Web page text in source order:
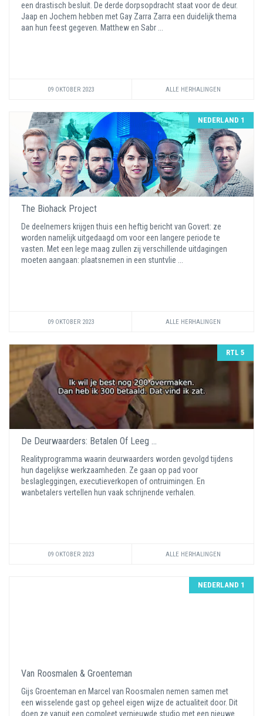
een drastisch besluit. De derde dorpsopdracht staat voor de deur.
Jaap en Jochem hebben met Gay Zarra Zarra een duidelijk thema
aan hun feest gegeven. Matthew en Sabr ...
09 OKTOBER 2023 ALLE HERHALINGEN
NEDERLAND 1
The Biohack Project
De deelnemers krijgen thuis een heftig bericht van Govert: ze
worden namelijk uitgedaagd om voor een langere periode te
vasten. Met een lege maag zullen zij verschillende uitdagingen
moeten aangaan: plaatsnemen in een stuntvlie ...
09 OKTOBER 2023 ALLE HERHALINGEN
RTL 5
De Deurwaarders: Betalen Of Leeg ...
Realityprogramma waarin deurwaarders worden gevolgd tijdens
hun dagelijkse werkzaamheden. Ze gaan op pad voor
beslagleggingen, executieverkopen of ontruimingen. En
wanbetalers vertellen hun vaak schrijnende verhalen.
09 OKTOBER 2023 ALLE HERHALINGEN
NEDERLAND 1
Van Roosmalen & Groenteman
Gijs Groenteman en Marcel van Roosmalen nemen samen met
een wisselende gast op geheel eigen wijze de actualiteit door. Dit
doen ze vanuit een compleet vernieuwde studio met een nieuwe